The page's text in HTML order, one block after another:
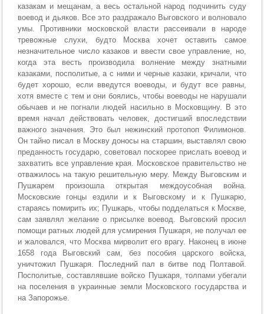
казакам и мещанам, а весь остальной народ подчинить суду
воевод и дьяков. Все это раздражало Выговского и волновало
умы. Противники московской власти рассеивали в народе
тревожные слухи, будто Москва хочет оставить самое
незначительное число казаков и ввести свое управление, но,
когда эта весть производила волнение между знатными
казаками, посполитые, а с ними и черные казаки, кричали, что
будет хорошо, если введутся воеводы, и будут все равны,
хотя вместе с тем и они боялись, чтобы воеводы не нарушали
обычаев и не погнали людей насильно в Московщину. В это
время начал действовать человек, достигший впоследствии
важного значения. Это был нежинский протопоп Филимонов.
Он тайно писал в Москву доносы на старшин, выставлял свою
преданность государю, советовал поскорее прислать воевод и
захватить все управление края. Московское правительство не
отважилось на такую решительную меру. Между Выговским и
Пушкарем произошла открытая междоусобная война.
Московские гонцы ездили и к Выговскому и к Пушкарю,
стараясь помирить их; Пушкарь, чтобы подделаться к Москве,
сам заявлял желание о присылке воевод. Выговский просил
помощи ратных людей для усмирения Пушкаря, не получал ее
и жаловался, что Москва мирволит его врагу. Наконец в июне
1658 года Выговский сам, без пособия царского войска,
уничтожил Пушкаря. Последний пал в битве под Полтавой.
Посполитые, составлявшие войско Пушкаря, толпами убегали
на поселения в украинные земли Московского государства и
на Запорожье.